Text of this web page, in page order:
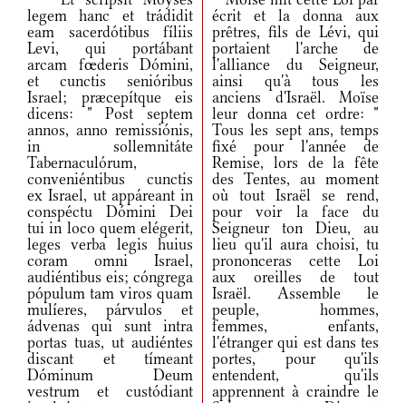
legem hanc et trádidit
eam sacerdótibus fíliis
Levi, qui portábant
arcam fœderis Dómini,
et cunctis senióribus
Israel; præcepítque eis
dicens: " Post septem
annos, anno remissiónis,
in sollemnitáte
Tabernaculórum,
conveniéntibus cunctis
ex Israel, ut appáreant in
conspéctu Dómini Dei
tui in loco quem elégerit,
leges verba legis huius
coram omni Israel,
audiéntibus eis; cóngrega
pópulum tam viros quam
mulíeres, párvulos et
ádvenas qui sunt intra
portas tuas, ut audiéntes
discant et tímeant
Dóminum Deum
vestrum et custódiant
écrit et la donna aux
prêtres, fils de Lévi, qui
portaient l'arche de
l'alliance du Seigneur,
ainsi qu'à tous les
anciens d'Israël. Moïse
leur donna cet ordre: "
Tous les sept ans, temps
fixé pour l'année de
Remise, lors de la fête
des Tentes, au moment
où tout Israël se rend,
pour voir la face du
Seigneur ton Dieu, au
lieu qu'il aura choisi, tu
prononceras cette Loi
aux oreilles de tout
Israël. Assemble le
peuple, hommes,
femmes, enfants,
l'étranger qui est dans tes
portes, pour qu'ils
entendent, qu'ils
apprennent à craindre le